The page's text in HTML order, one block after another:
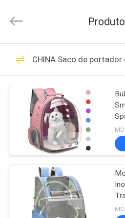
CASA
PRODUTOS
SOBRE
EXCURSÃO
FÁBRICA
Limited.
Developed
EVA Hard
EVA
CHINA Saco de portador